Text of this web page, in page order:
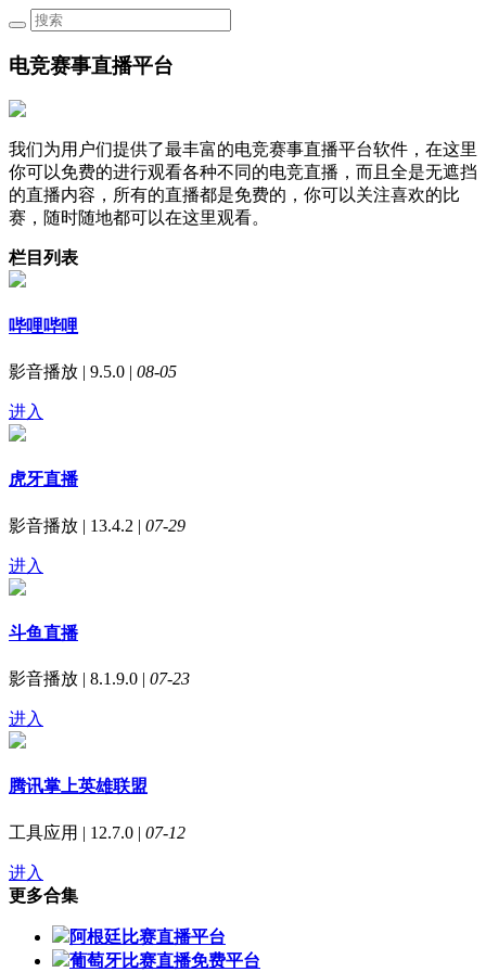
电竞赛事直播平台
我们为用户们提供了最丰富的电竞赛事直播平台软件，在这里
你可以免费的进行观看各种不同的电竞直播，而且全是无遮挡
的直播内容，所有的直播都是免费的，你可以关注喜欢的比
赛，随时随地都可以在这里观看。
栏目列表
哔哩哔哩
影音播放 | 9.5.0 | 08-05
进入
虎牙直播
影音播放 | 13.4.2 | 07-29
进入
斗鱼直播
影音播放 | 8.1.9.0 | 07-23
进入
腾讯掌上英雄联盟
工具应用 | 12.7.0 | 07-12
进入
更多合集
阿根廷比赛直播平台
葡萄牙比赛直播免费平台